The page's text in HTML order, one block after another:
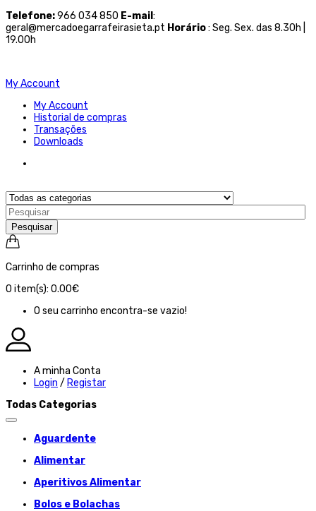
Telefone:966 034 850 E-mail :
geral@mercadoegarrafeirasieta.pt Horário: Seg. Sex. das 8.30h |
19.00h
My Account
My Account
Historial de compras
Transações
Downloads
Pesquisar
Carrinho de compras
0 item(s): 0.00€
O seu carrinho encontra-se vazio!
A minha Conta
Login / Registar
Todas Categorias
Aguardente
Alimentar
Aperitivos Alimentar
Bolos e Bolachas